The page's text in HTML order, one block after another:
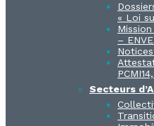
« Loi
–
Secteurs